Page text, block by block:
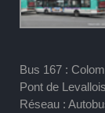
Bus 167 :
Pont de Levallois
Réseau :